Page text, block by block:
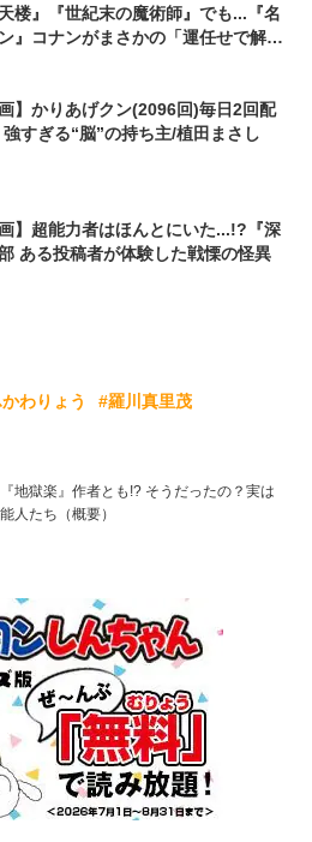
楼』『世紀末の魔術師』でも...『名
』コナンがまさかの「運任せで解決
画】かりあげクン(2096回)毎日2回配
すぎる“脳”の持ち主/植田まさし
画】超能力者はほんとにいた...!?『深
ある投稿者が体験した戦慄の怪異
わりょう
#羅川真里茂
地獄楽』作者とも!? そうだったの？実は
人たち（概要）